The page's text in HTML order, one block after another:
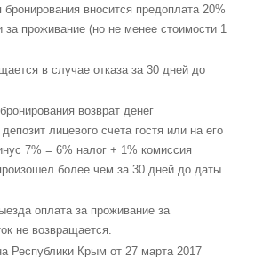
вносится предоплата 20%
за проживание (но не менее стоимости 1
в случае отказа за 30 дней до
возврат денег
лицевого счета гостя или на его
7% = 6% налог + 1% комиссия
более чем за 30 дней до даты
оплата за проживание за
не возвращается.
Республики Крым от 27 марта 2017